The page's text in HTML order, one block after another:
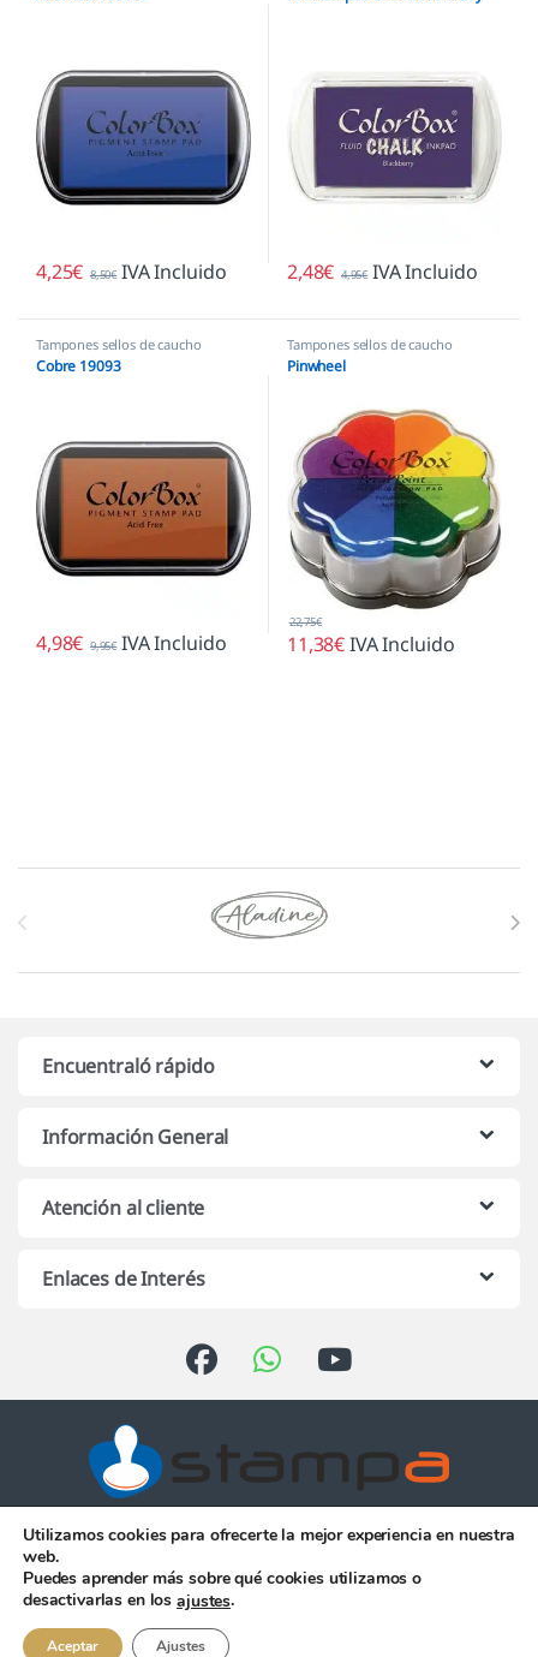
4,25€ 8,50€ IVA Incluido 2,48€ 4,95€ IVA Incluido
Tampones sellos de caucho
Cobre 19093
4,98€ 9,95€ IVA Incluido
Tampones sellos de caucho
Pinwheel
11,38€
22,75€
IVA Incluido
Marcas De Carrusel
Encuentraló rápido
Información General
Atención al cliente
Enlaces de Interés
Atención telefónica de 10:00 h.
956 344 058
Utilizamos cookies para ofrecerte la mejor experiencia en nuestra
web.
Puedes aprender más sobre qué cookies utilizamos o
desactivarlas en losajustes.
Aceptar Ajustes